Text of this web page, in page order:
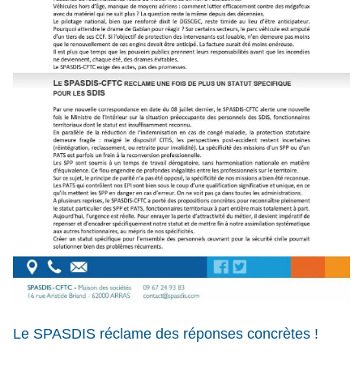
Le SPASDIS réclame des réponses concrètes !